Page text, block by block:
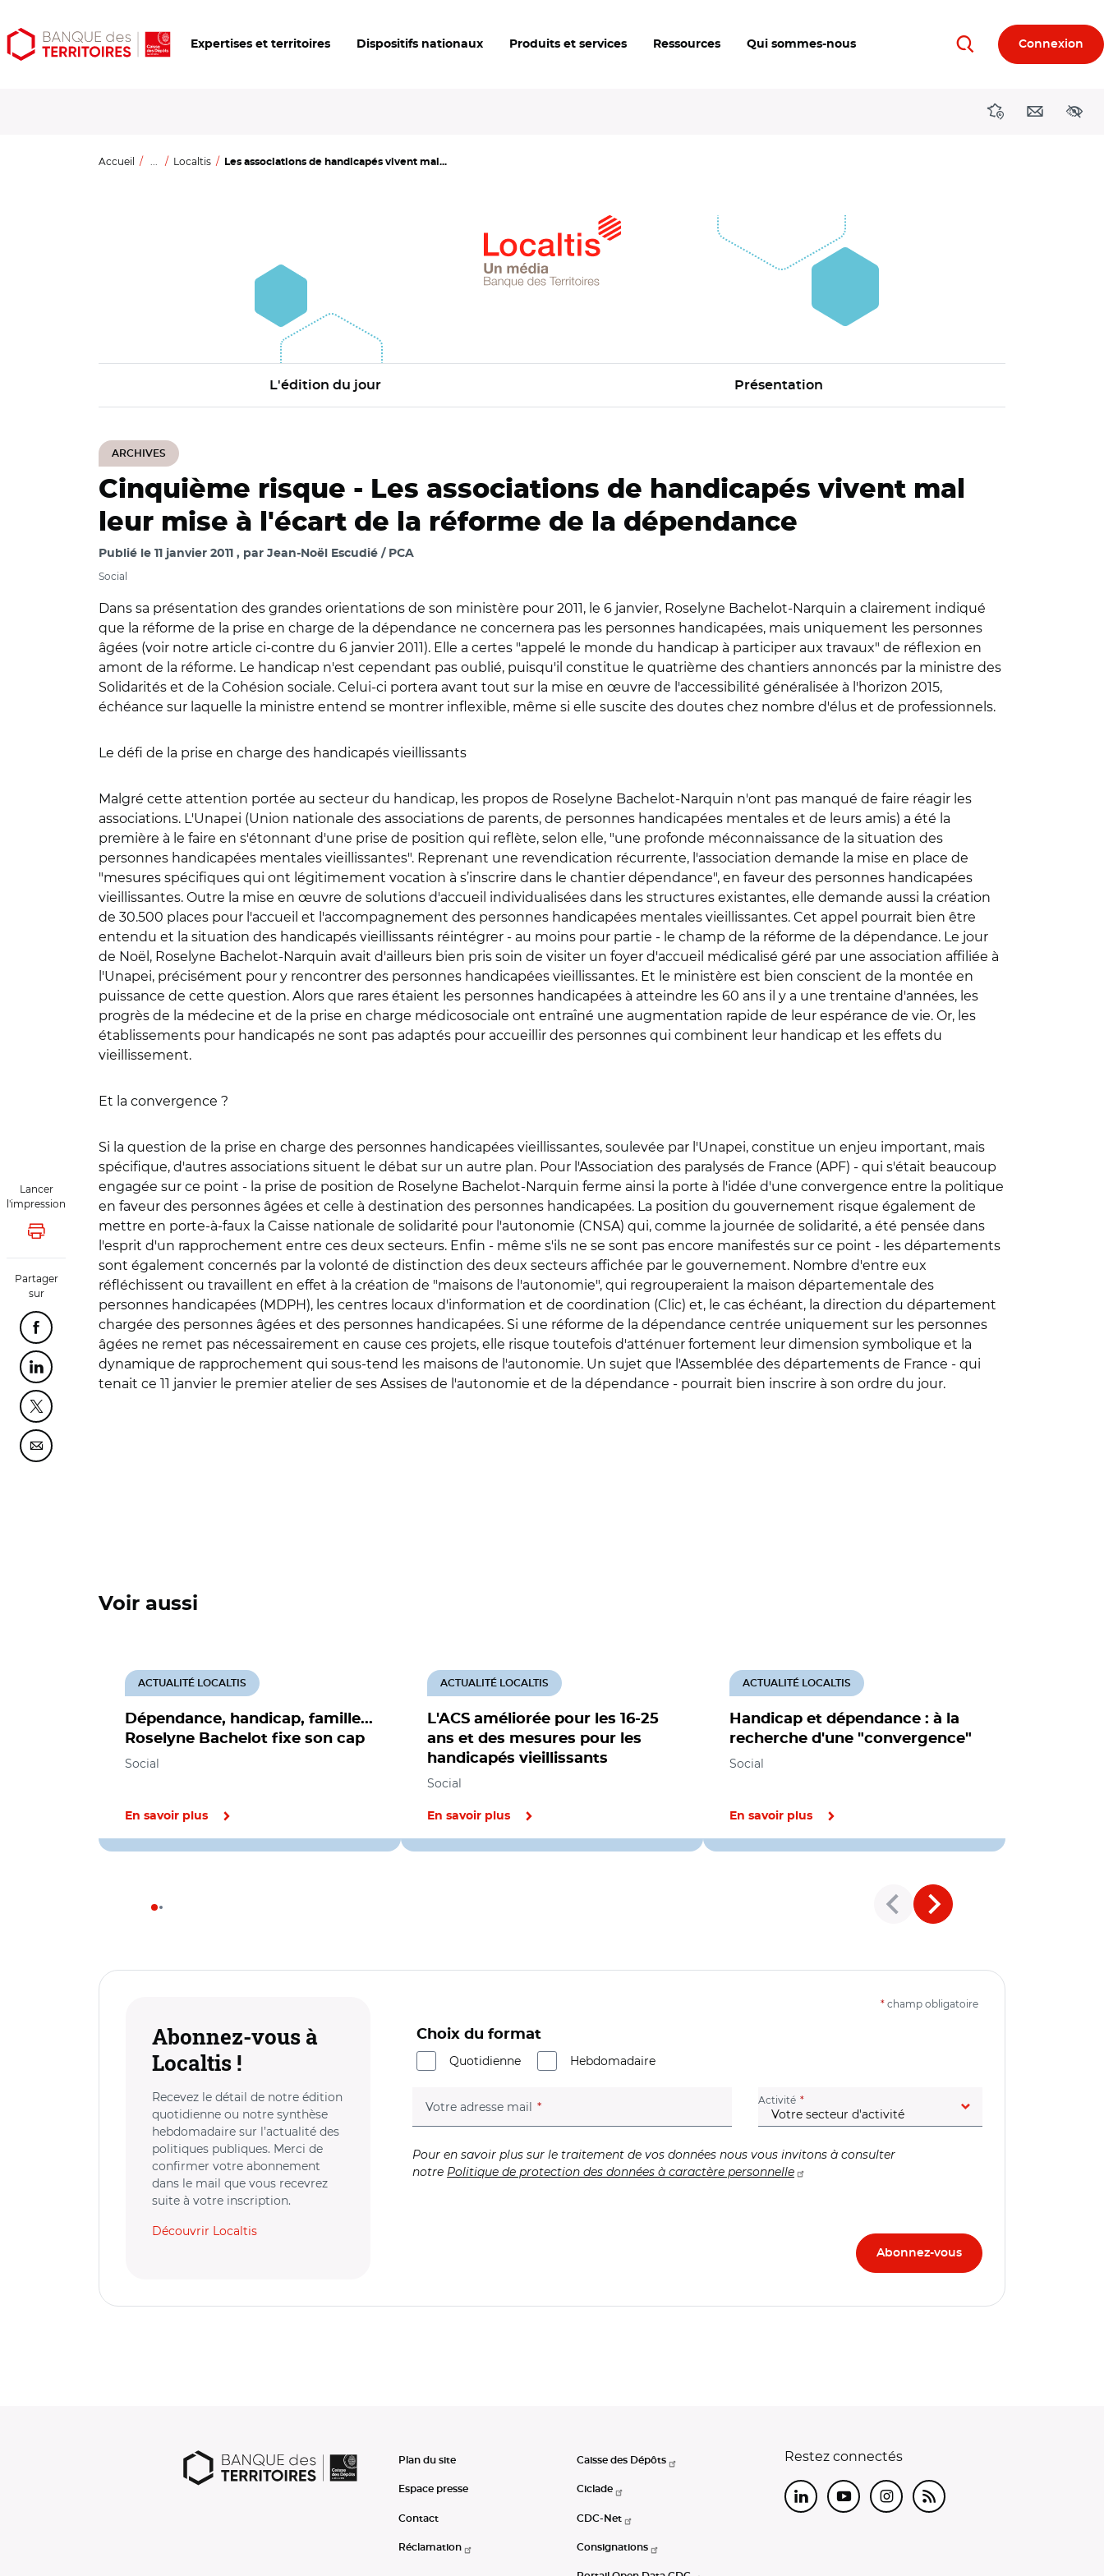
Aller
au
Aller
au
Ouvrir
les
Expertises et territoires Dispositifs nationaux Produits et services Ressources Qui sommes-nous RechercherConnexion
DirectionsContact
Accueil ... Localtis Les associations de handicapés vivent mal...
L'édition du jour Présentation
ARCHIVES
Lancer
l'impression
Lancer l'impression
Partager
sur
Partager cette page sur Facebook
Partager cette page sur Linkedin
Partager cette page sur Twitter
Partager cette page sur Courriel
Cinquième risque - Les associations de handicapés vivent mal
leur mise à l'écart de la réforme de la dépendance
Publié le 11 janvier 2011 par Jean-Noël Escudié / PCA
Social
Dans sa présentation des grandes orientations de son ministère pour 2011, le 6 janvier, Roselyne Bachelot-Narquin a clairement indiqué
que la réforme de la prise en charge de la dépendance ne concernera pas les personnes handicapées, mais uniquement les personnes
âgées (voir notre article ci-contre du 6 janvier 2011). Elle a certes "appelé le monde du handicap à participer aux travaux" de réflexion en
amont de la réforme. Le handicap n'est cependant pas oublié, puisqu'il constitue le quatrième des chantiers annoncés par la ministre des
Solidarités et de la Cohésion sociale. Celui-ci portera avant tout sur la mise en œuvre de l'accessibilité généralisée à l'horizon 2015,
échéance sur laquelle la ministre entend se montrer inflexible, même si elle suscite des doutes chez nombre d'élus et de professionnels.
Le défi de la prise en charge des handicapés vieillissants
Malgré cette attention portée au secteur du handicap, les propos de Roselyne Bachelot-Narquin n'ont pas manqué de faire réagir les
associations. L'Unapei (Union nationale des associations de parents, de personnes handicapées mentales et de leurs amis) a été la
première à le faire en s'étonnant d'une prise de position qui reflète, selon elle, "une profonde méconnaissance de la situation des
personnes handicapées mentales vieillissantes". Reprenant une revendication récurrente, l'association demande la mise en place de
"mesures spécifiques qui ont légitimement vocation à s’inscrire dans le chantier dépendance", en faveur des personnes handicapées
vieillissantes. Outre la mise en œuvre de solutions d'accueil individualisées dans les structures existantes, elle demande aussi la création
de 30.500 places pour l'accueil et l'accompagnement des personnes handicapées mentales vieillissantes. Cet appel pourrait bien être
entendu et la situation des handicapés vieillissants réintégrer - au moins pour partie - le champ de la réforme de la dépendance. Le jour
de Noël, Roselyne Bachelot-Narquin avait d'ailleurs bien pris soin de visiter un foyer d'accueil médicalisé géré par une association affiliée à
l'Unapei, précisément pour y rencontrer des personnes handicapées vieillissantes. Et le ministère est bien conscient de la montée en
puissance de cette question. Alors que rares étaient les personnes handicapées à atteindre les 60 ans il y a une trentaine d'années, les
progrès de la médecine et de la prise en charge médicosociale ont entraîné une augmentation rapide de leur espérance de vie. Or, les
établissements pour handicapés ne sont pas adaptés pour accueillir des personnes qui combinent leur handicap et les effets du
vieillissement.
Et la convergence ?
Si la question de la prise en charge des personnes handicapées vieillissantes, soulevée par l'Unapei, constitue un enjeu important, mais
spécifique, d'autres associations situent le débat sur un autre plan. Pour l'Association des paralysés de France (APF) - qui s'était beaucoup
engagée sur ce point - la prise de position de Roselyne Bachelot-Narquin ferme ainsi la porte à l'idée d'une convergence entre la politique
en faveur des personnes âgées et celle à destination des personnes handicapées. La position du gouvernement risque également de
mettre en porte-à-faux la Caisse nationale de solidarité pour l'autonomie (CNSA) qui, comme la journée de solidarité, a été pensée dans
l'esprit d'un rapprochement entre ces deux secteurs. Enfin - même s'ils ne se sont pas encore manifestés sur ce point - les départements
sont également concernés par la volonté de distinction des deux secteurs affichée par le gouvernement. Nombre d'entre eux
réfléchissent ou travaillent en effet à la création de "maisons de l'autonomie", qui regrouperaient la maison départementale des
personnes handicapées (MDPH), les centres locaux d'information et de coordination (Clic) et, le cas échéant, la direction du département
chargée des personnes âgées et des personnes handicapées. Si une réforme de la dépendance centrée uniquement sur les personnes
âgées ne remet pas nécessairement en cause ces projets, elle risque toutefois d'atténuer fortement leur dimension symbolique et la
dynamique de rapprochement qui sous-tend les maisons de l'autonomie. Un sujet que l'Assemblée des départements de France - qui
tenait ce 11 janvier le premier atelier de ses Assises de l'autonomie et de la dépendance - pourrait bien inscrire à son ordre du jour.
Voir aussi
Dépendance, handicap, famille...
Roselyne Bachelot fixe son cap
ACTUALITÉ LOCALTIS
Social
En savoir plus
L'ACS améliorée pour les 16-25
ans et des mesures pour les
handicapés vieillissants
ACTUALITÉ LOCALTIS
Social
En savoir plus
Handicap et dépendance : à la
recherche d'une "convergence"
ACTUALITÉ LOCALTIS
Social
En savoir plus
Abonnez-vous à
Localtis !
Recevez le détail de notre édition
quotidienne ou notre synthèse
hebdomadaire sur l’actualité des
politiques publiques. Merci de
confirmer votre abonnement
dans le mail que vous recevrez
suite à votre inscription.
Découvrir Localtis
* champ obligatoire
Choix du format
Quotidienne
Hebdomadaire
Votre adresse mail (champ obligatoire) Activité (champ obligatoire)
Pour en savoir plus sur le traitement de vos données nous vous invitons à consulter
notre Politique de protection des données à caractère personnelle
Plan du site
Espace presse
Contact
Réclamation
Caisse des Dépôts
Ciclade
CDC-Net
Consignations
Restez connectés
LinkedInYoutubeInstagram
RSS